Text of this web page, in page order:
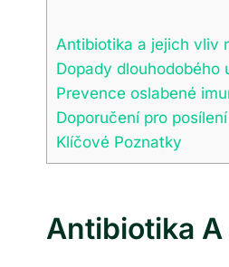
Antibiotika a jejich vliv
Dopady dlouhodobého
Prevence oslabené
Doporučení pro
Klíčové Poznatky
Antibiotika